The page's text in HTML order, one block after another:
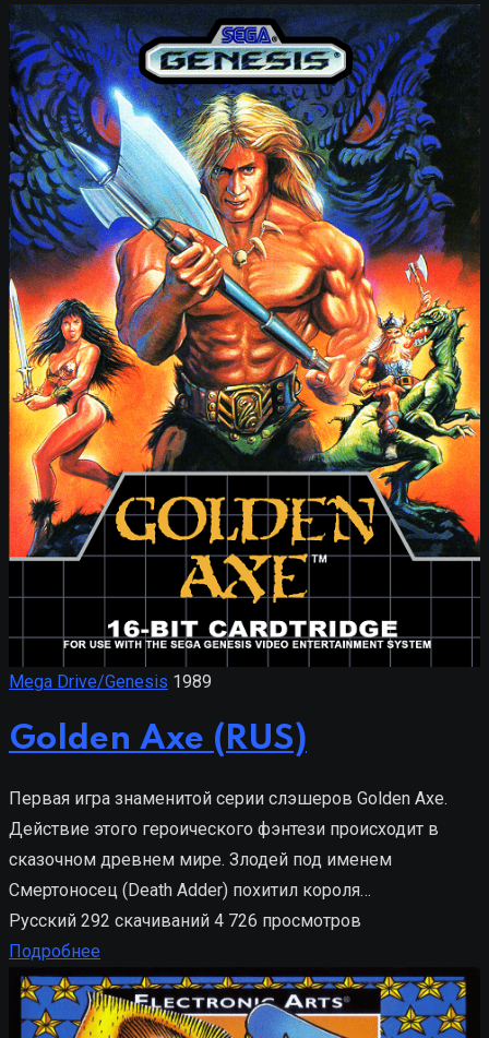
Mega Drive/Genesis 1989
Golden Axe (RUS)
Первая игра знаменитой серии слэшеров Golden Axe.
Действие этого героического фэнтези происходит в
сказочном древнем мире. Злодей под именем
Смертоносец (Death Adder) похитил короля…
Русский 292 скачиваний 4 726 просмотров
Подробнее